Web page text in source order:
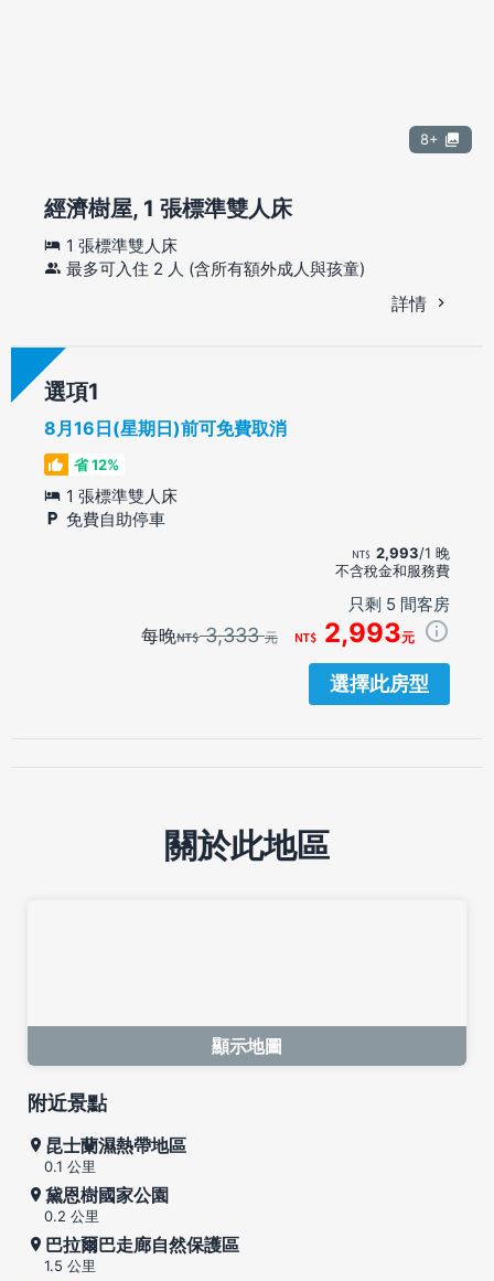
8+
經濟樹屋, 1 張標準雙人床
1 張標準雙人床
最多可入住 2 人 (含所有額外成人與孩童)
詳情
選項
8月16日(星期日)前可免費取消
省 12%
1 張標準雙人床
免費自助停車
2,993/1 晚
不含稅金和服務費
只剩 5 間客房
每晚 3,333元 2,993元
選擇此房型
關於此地區
顯示地圖
附近景點
昆士蘭濕熱帶地區
0.1 公里
黛恩樹國家公園
0.2 公里
巴拉爾巴走廊自然保護區
1.5 公里